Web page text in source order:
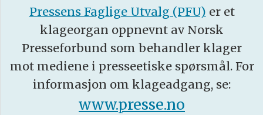
Pressens Faglige Utvalg (PFU) er et
klageorgan oppnevnt av Norsk
Presseforbund som behandler klager
mot mediene i presseetiske spørsmål. For
informasjon om klageadgang, se:
www.presse.no